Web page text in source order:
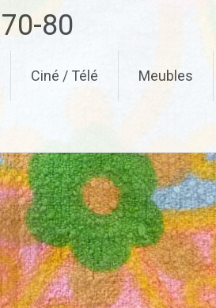
80
Ciné / Télé Meubles